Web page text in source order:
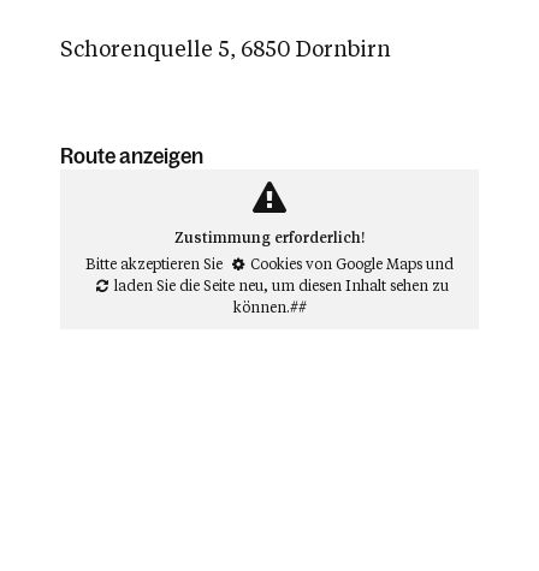
Schorenquelle 5, 6850 Dornbirn
Route anzeigen
Zustimmung erforderlich!
Bitte akzeptieren Sie
Cookies von Google Mapsund
laden Sie die Seite neu, um diesen Inhalt sehen zu
können.##